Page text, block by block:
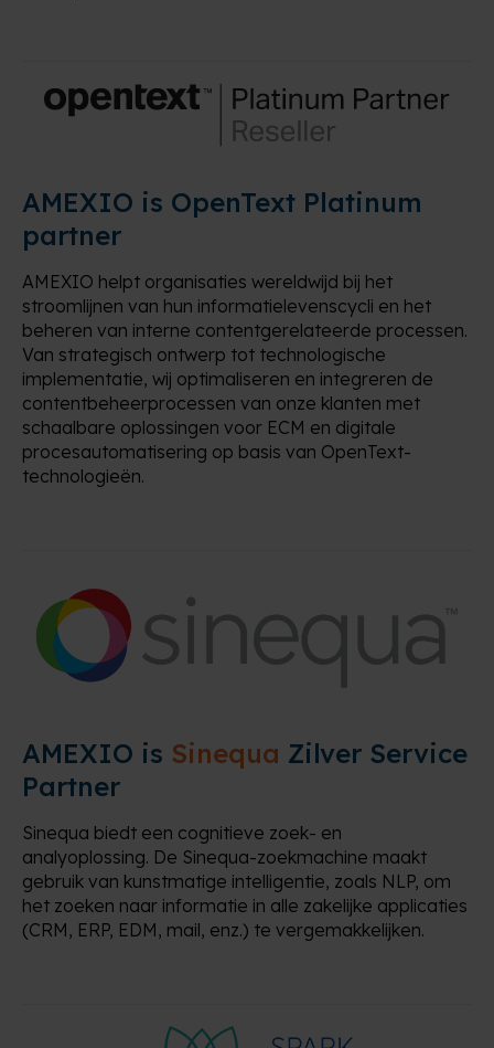
AMEXIO is OpenText Platinum
partner
AMEXIO helpt organisaties wereldwijd bij het
stroomlijnen van hun informatielevenscycli en het
beheren van interne contentgerelateerde processen.
Van strategisch ontwerp tot technologische
implementatie, wij optimaliseren en integreren de
contentbeheerprocessen van onze klanten met
schaalbare oplossingen voor ECM en digitale
procesautomatisering op basis van OpenText-
technologieën.
AMEXIO is Sinequa Zilver Service
Partner
Sinequa biedt een cognitieve zoek- en
analyoplossing. De Sinequa-zoekmachine maakt
gebruik van kunstmatige intelligentie, zoals NLP, om
het zoeken naar informatie in alle zakelijke applicaties
(CRM, ERP, EDM, mail, enz.) te vergemakkelijken.